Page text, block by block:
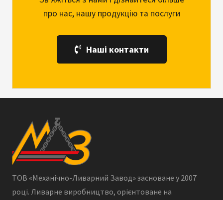
про нас, нашу продукцію та послуги
Наші контакти
ТОВ «Механічно-Ливарний Завод» засноване у 2007
році. Ливарне виробництво, орієнтоване на